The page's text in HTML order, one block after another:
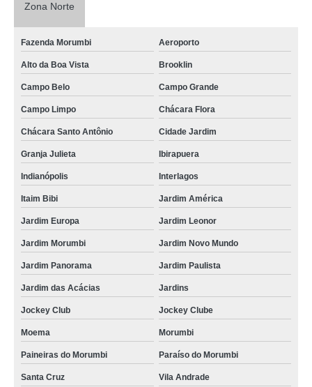
Zona Norte
Fazenda Morumbi Aeroporto
Alto da Boa Vista Brooklin
Campo Belo Campo Grande
Campo Limpo Chácara Flora
Chácara Santo Antônio Cidade Jardim
Granja Julieta Ibirapuera
Indianópolis Interlagos
Itaim Bibi Jardim América
Jardim Europa Jardim Leonor
Jardim Morumbi Jardim Novo Mundo
Jardim Panorama Jardim Paulista
Jardim das Acácias Jardins
Jockey Club Jockey Clube
Moema Morumbi
Paineiras do Morumbi Paraíso do Morumbi
Santa Cruz Vila Andrade